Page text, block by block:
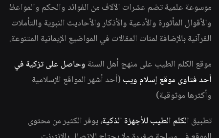
موسوعة علمية تضم عشرات الآلاف من الفوائد والحكم والمواعظ
والأقوال المأثورة والأدعية والأذكار والأحاديث النبوية والتأملات
القرآنية بالإضافة لمئات المقالات في المواضيع الإيمانية المتنوعة.
موقع الكلم الطيب على منهج أهل السنة وحاصل على تزكية في
أحد فتاوى موقع إسلام ويب (أحد أشهر المواقع الإسلامية
وأكثرها موثوقية)
تطبيق الكلم الطيب للأجهزة الذكية، يوفر الكثير من محتوى